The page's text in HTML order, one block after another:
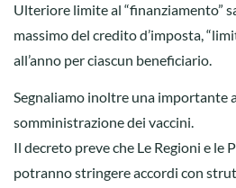
Ulteriore limite al “finanziamento”
massimo del credito d’imposta,
all’anno per ciascun beneficiario.
Segnaliamo inoltre una importante
somministrazione dei vaccini.
Il decreto preve che Le Regioni e le
potranno stringere accordi con